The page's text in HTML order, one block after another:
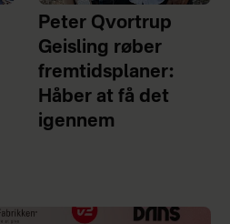
Peter Qvortrup
Geisling røber
fremtidsplaner:
Håber at få det
igennem